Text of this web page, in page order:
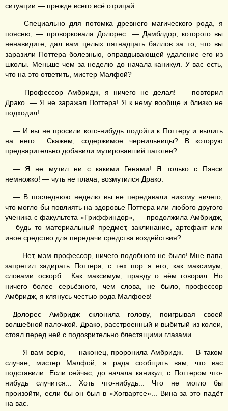
ситуации — прежде всего всё отрицай.
— Специально для потомка древнего магического рода, я
поясню, — проворковала Долорес. — Дамблдор, которого вы
ненавидите, дал вам целых пятнадцать баллов за то, что вы
заразили Поттера болезнью, оправдывающей удаление его из
школы. Меньше чем за неделю до начала каникул. У вас есть,
что на это ответить, мистер Малфой?
— Профессор Амбридж, я ничего не делал! — повторил
Драко. — Я не заражал Поттера! Я к нему вообще и близко не
подходил!
— И вы не просили кого-нибудь подойти к Поттеру и вылить
на него... Скажем, содержимое чернильницы? В которую
предварительно добавили мутировавший патоген?
— Я не мутил ни с какими Генами! Я только с Пэнси
немножко! — чуть не плача, возмутился Драко.
— В последнюю неделю вы не передавали никому ничего,
что могло бы повлиять на здоровье Поттера или любого другого
ученика с факультета «Гриффиндор», — продолжила Амбридж,
— будь то материальный предмет, заклинание, артефакт или
иное средство для передачи средства воздействия?
— Нет, мэм профессор, ничего подобного не было! Мне папа
запретил задирать Поттера, с тех пор я его, как максимум,
словами оскорб... Как максимум, правду о нём говорил. Но
ничего более серьёзного, чем слова, не было, профессор
Амбридж, я клянусь честью рода Малфоев!
Долорес Амбридж склонила голову, поигрывая своей
волшебной палочкой. Драко, расстроенный и выбитый из колеи,
стоял перед ней с подозрительно блестящими глазами.
— Я вам верю, — наконец, проронила Амбридж. — В таком
случае, мистер Малфой, я рада сообщить вам, что вас
подставили. Если сейчас, до начала каникул, с Поттером что-
нибудь случится... Хоть что-нибудь... Что не могло бы
произойти, если бы он был в «Хогвартсе»... Вина за это падёт
на вас.